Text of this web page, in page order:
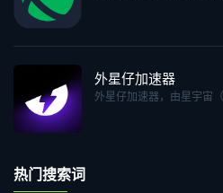
外星仔加速器
外星仔加速器，由星宇宙
热门搜索词